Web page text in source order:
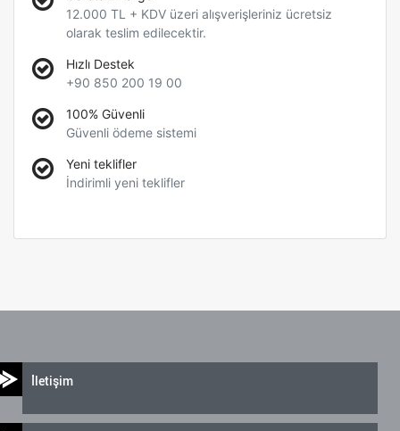
12.000 TL + KDV üzeri alışverişleriniz ücretsiz
olarak teslim edilecektir.
Hızlı Destek
+90 850 200 19 00
100% Güvenli
Güvenli ödeme sistemi
Yeni teklifler
İndirimli yeni teklifler
İletişim